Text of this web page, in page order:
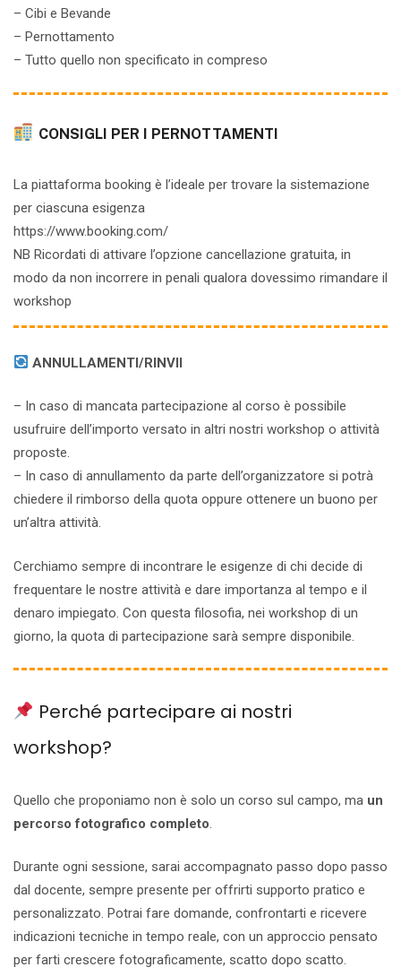
– Cibi e Bevande
– Pernottamento
– Tutto quello non specificato in compreso
CONSIGLI PER I PERNOTTAMENTI
La piattaforma booking è l’ideale per trovare la sistemazione
per ciascuna esigenza
https://www.booking.com/
NB Ricordati di attivare l’opzione cancellazione gratuita, in
modo da non incorrere in penali qualora dovessimo rimandare il
workshop
ANNULLAMENTI/RINVII
– In caso di mancata partecipazione al corso è possibile
usufruire dell’importo versato in altri nostri workshop o attività
proposte.
– In caso di annullamento da parte dell’organizzatore si potrà
chiedere il rimborso della quota oppure ottenere un buono per
un’altra attività.
Cerchiamo sempre di incontrare le esigenze di chi decide di
frequentare le nostre attività e dare importanza al tempo e il
denaro impiegato. Con questa filosofia, nei workshop di un
giorno, la quota di partecipazione sarà sempre disponibile.
Perché partecipare ai nostri
workshop?
Quello che proponiamo non è solo un corso sul campo, ma un
percorso fotografico completo.
Durante ogni sessione, sarai accompagnato passo dopo passo
dal docente, sempre presente per offrirti supporto pratico e
personalizzato. Potrai fare domande, confrontarti e ricevere
indicazioni tecniche in tempo reale, con un approccio pensato
per farti crescere fotograficamente, scatto dopo scatto.